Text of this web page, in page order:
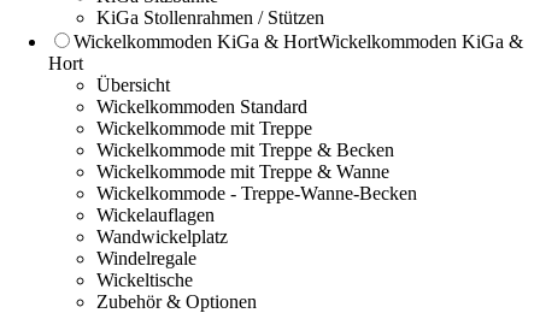
KiGa Stollenrahmen / Stützen
Wickelkommoden KiGa & HortWickelkommoden KiGa &
Hort
Übersicht
Wickelkommoden Standard
Wickelkommode mit Treppe
Wickelkommode mit Treppe & Becken
Wickelkommode mit Treppe & Wanne
Wickelkommode - Treppe-Wanne-Becken
Wickelauflagen
Wandwickelplatz
Windelregale
Wickeltische
Zubehör & Optionen